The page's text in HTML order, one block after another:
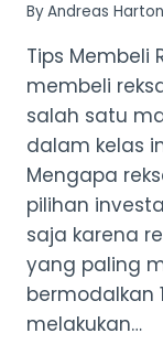
ByAndreas
Tips Membeli
membeli
salah satu
dalam kelas
Mengapa
pilihan
saja karena
yang paling
bermodalkan
melakukan…